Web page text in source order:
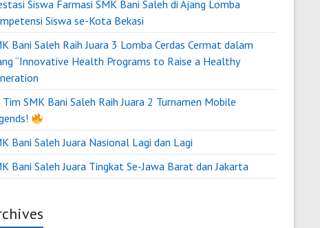
Siswa Farmasi SMK Bani Saleh di Ajang Lomba
Siswa se-Kota Bekasi
Bani Saleh Raih Juara 3 Lomba Cerdas Cermat dalam
“Innovative Health Programs to Raise a Healthy
Tim SMK Bani Saleh Raih Juara 2 Turnamen Mobile
Bani Saleh Juara Nasional Lagi dan Lagi
Bani Saleh Juara Tingkat Se-Jawa Barat dan Jakarta